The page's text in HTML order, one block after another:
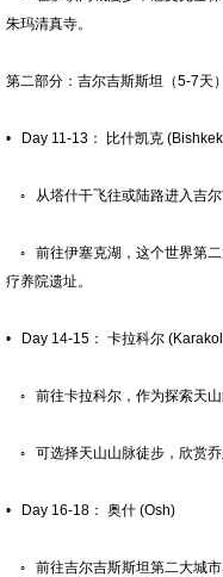
朱玛清真寺。
第二部分：吉尔吉斯斯坦（5-7天
• Day 11-13： 比什凯克
◦ 从塔什干飞往或陆路进入吉尔
◦ 前往伊塞克湖，这个世界第
疗养院遗址。
• Day 14-15： 卡拉科尔
◦ 前往卡拉科尔，作为探索天山
◦ 可选择天山山脉徒步，欣赏
• Day 16-18： 奥什 (Osh)
◦ 前往吉尔吉斯斯坦第二大城